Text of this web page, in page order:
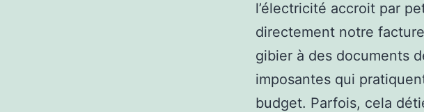
l’électricité accroit par
directement notre
gibier à des documents
imposantes qui
budget. Parfois, cela